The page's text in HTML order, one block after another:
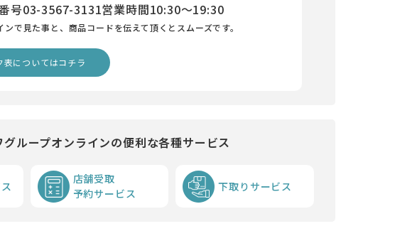
号03-3567-3131営業時間10:30～19:30
で見た事と、商品コードを伝えて頂くとスムーズです。
表についてはコチラ
グループオンラインの便利な各種サービス
店舗受取
予約サービス
下取りサービス